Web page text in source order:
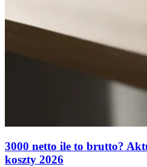
3000 netto ile to brutto?
koszty 2026